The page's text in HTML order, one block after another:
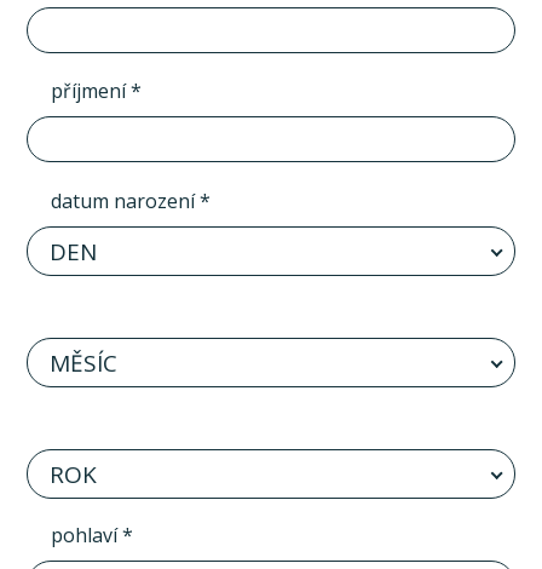
příjmení *
datum narození *
DEN
MĚSÍC
ROK
pohlaví *